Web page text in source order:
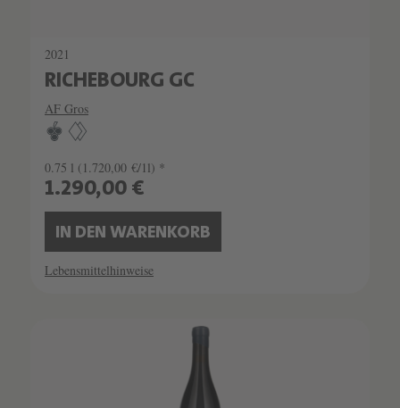
2021
RICHEBOURG GC
AF Gros
0.75 l (1.720,00 €/1l) *
1.290,00 €
IN DEN WARENKORB
Lebensmittelhinweise